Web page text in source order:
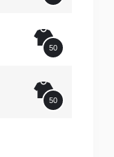
50
50